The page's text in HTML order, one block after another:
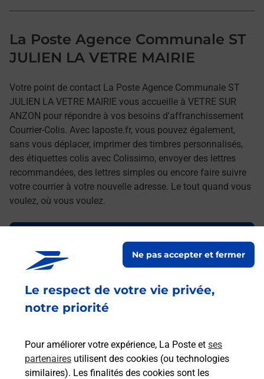
Le respect de votre vie privée,
notre priorité
Pour améliorer votre expérience, La Poste et ses
partenaires utilisent des cookies (ou technologies
similaires). Les finalités des cookies sont les
Ne pas accepter et fermer
La Poste Agence Communale ST
JULIEN LA VETRE MAIRIE
Votre point de contact La Poste Agence Communale ST
JULIEN LA VETRE MAIRIE vous accueille à VETRE SUR
ANZON pour répondre à vos besoins d'affranchissement
Courrier-Colis. Avec laposte.fr, vous pouvez également,
sans vous déplacer, imprimer des timbres personnalisés,
des étiquettes colis avec Colissimo, envoyer des lettres
recommandées, des lettres simples ou encore faire suivre
votre courrier à votre nouvelle adresse. Le tout quand vous
voulez, où vous voulez.
La Poste